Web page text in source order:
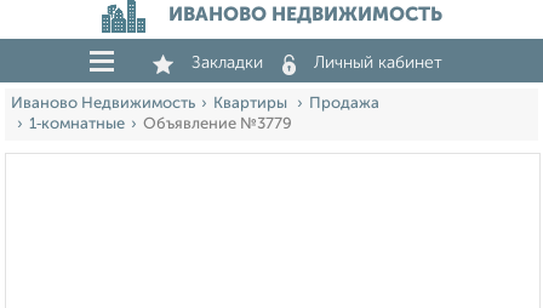
ИВАНОВО НЕДВИЖИМОСТЬ
Закладки Личный кабинет
Иваново Недвижимость Квартиры
Продажа
1‑комнатные
Объявление №3779